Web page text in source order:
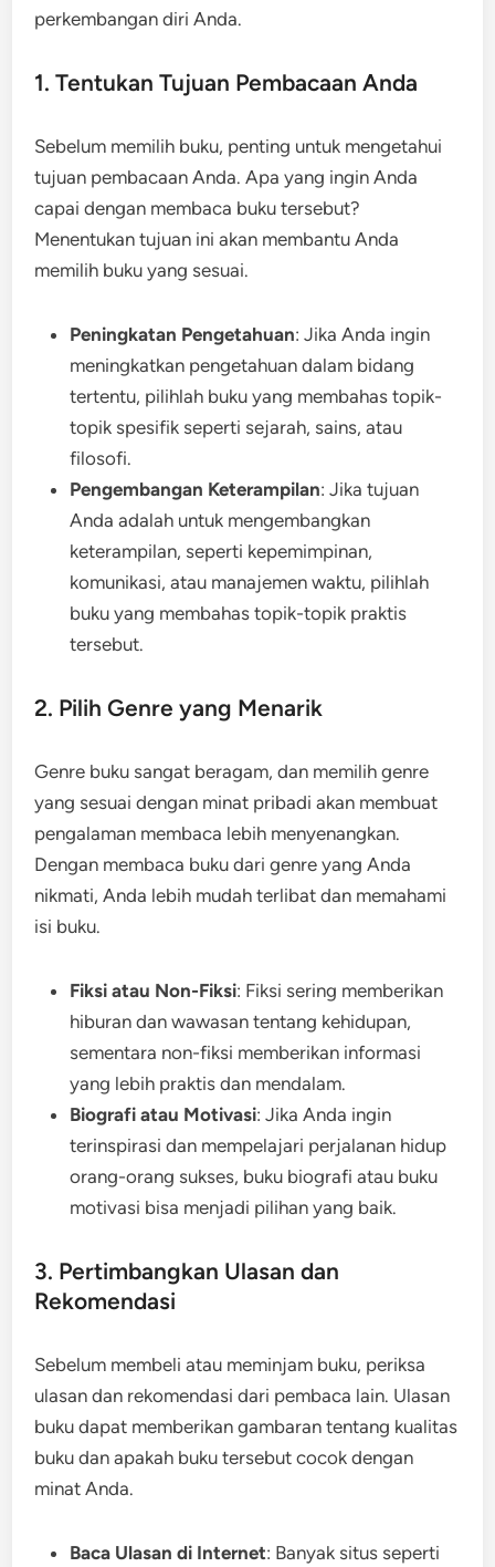
perkembangan diri Anda.
1. Tentukan Tujuan Pembacaan Anda
Sebelum memilih buku, penting untuk mengetahui
tujuan pembacaan Anda. Apa yang ingin Anda
capai dengan membaca buku tersebut?
Menentukan tujuan ini akan membantu Anda
memilih buku yang sesuai.
Peningkatan Pengetahuan: Jika Anda ingin
meningkatkan pengetahuan dalam bidang
tertentu, pilihlah buku yang membahas topik-
topik spesifik seperti sejarah, sains, atau
filosofi.
Pengembangan Keterampilan: Jika tujuan
Anda adalah untuk mengembangkan
keterampilan, seperti kepemimpinan,
komunikasi, atau manajemen waktu, pilihlah
buku yang membahas topik-topik praktis
tersebut.
2. Pilih Genre yang Menarik
Genre buku sangat beragam, dan memilih genre
yang sesuai dengan minat pribadi akan membuat
pengalaman membaca lebih menyenangkan.
Dengan membaca buku dari genre yang Anda
nikmati, Anda lebih mudah terlibat dan memahami
isi buku.
Fiksi atau Non-Fiksi: Fiksi sering memberikan
hiburan dan wawasan tentang kehidupan,
sementara non-fiksi memberikan informasi
yang lebih praktis dan mendalam.
Biografi atau Motivasi: Jika Anda ingin
terinspirasi dan mempelajari perjalanan hidup
orang-orang sukses, buku biografi atau buku
motivasi bisa menjadi pilihan yang baik.
3. Pertimbangkan Ulasan dan
Rekomendasi
Sebelum membeli atau meminjam buku, periksa
ulasan dan rekomendasi dari pembaca lain. Ulasan
buku dapat memberikan gambaran tentang kualitas
buku dan apakah buku tersebut cocok dengan
minat Anda.
Baca Ulasan di Internet: Banyak situs seperti